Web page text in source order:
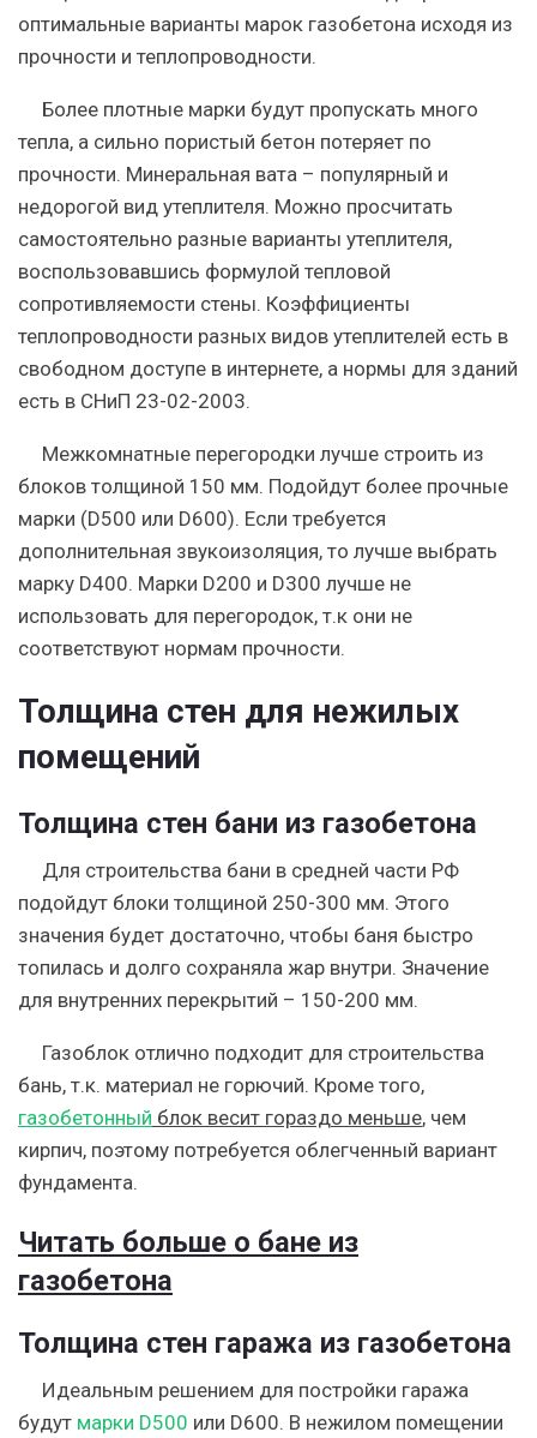
оптимальные варианты марок газобетона исходя из
прочности и теплопроводности.
Более плотные марки будут пропускать много
тепла, а сильно пористый бетон потеряет по
прочности. Минеральная вата – популярный и
недорогой вид утеплителя. Можно просчитать
самостоятельно разные варианты утеплителя,
воспользовавшись формулой тепловой
сопротивляемости стены. Коэффициенты
теплопроводности разных видов утеплителей есть в
свободном доступе в интернете, а нормы для зданий
есть в СНиП 23-02-2003.
Межкомнатные перегородки лучше строить из
блоков толщиной 150 мм. Подойдут более прочные
марки (D500 или D600). Если требуется
дополнительная звукоизоляция, то лучше выбрать
марку D400. Марки D200 и D300 лучше не
использовать для перегородок, т.к они не
соответствуют нормам прочности.
Толщина стен для нежилых
помещений
Толщина стен бани из газобетона
Для строительства бани в средней части РФ
подойдут блоки толщиной 250-300 мм. Этого
значения будет достаточно, чтобы баня быстро
топилась и долго сохраняла жар внутри. Значение
для внутренних перекрытий – 150-200 мм.
Газоблок отлично подходит для строительства
бань, т.к. материал не горючий. Кроме того,
газобетонный блок весит гораздо меньше, чем
кирпич, поэтому потребуется облегченный вариант
фундамента.
Читать больше о бане из
газобетона
Толщина стен гаража из газобетона
Идеальным решением для постройки гаража
будут марки D500 или D600. В нежилом помещении